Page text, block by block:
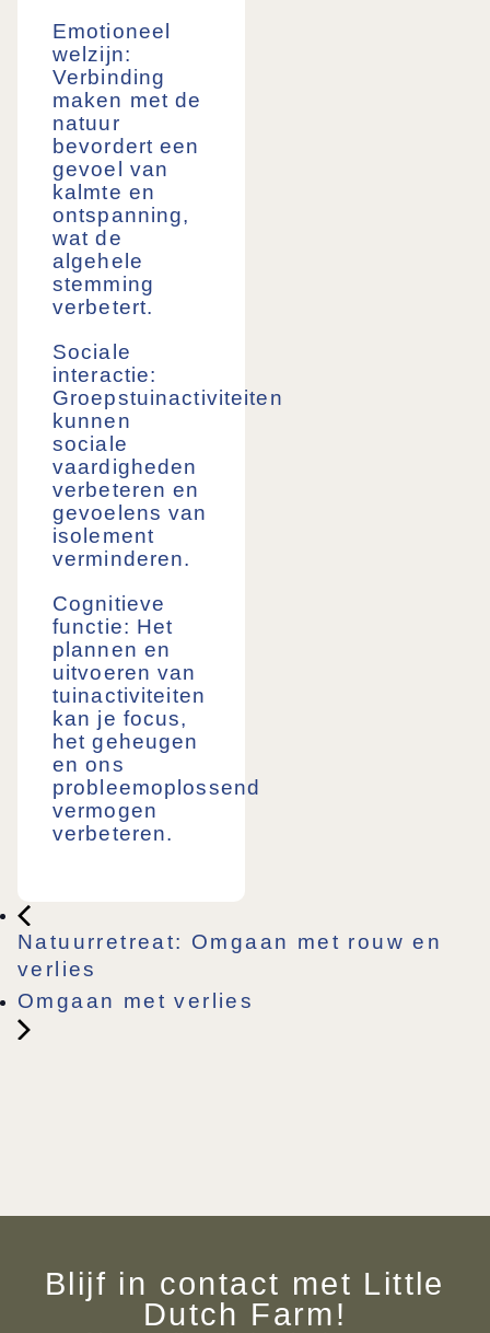
Emotioneel
welzijn:
Verbinding
maken met de
natuur
bevordert een
gevoel van
kalmte en
ontspanning,
wat de
algehele
stemming
verbetert.
Sociale
interactie:
Groepstuinactiviteiten
kunnen
sociale
vaardigheden
verbeteren en
gevoelens van
isolement
verminderen.
Cognitieve
functie: Het
plannen en
uitvoeren van
tuinactiviteiten
kan je focus,
het geheugen
en ons
probleemoplossend
vermogen
verbeteren.
Natuurretreat: Omgaan met rouw en
verlies
Omgaan met verlies
Blijf in contact met Little
Dutch Farm!